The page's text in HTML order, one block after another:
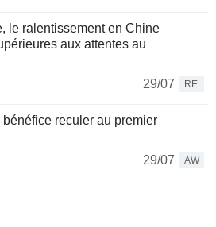
le ralentissement en Chine
aux attentes au
29/07
RE
reculer au premier
29/07
AW